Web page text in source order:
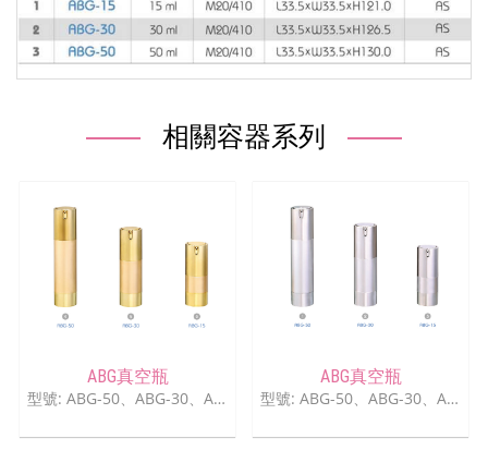
相關容器系列
ABG真空瓶
型號: ABG-50、ABG-30、ABG-15
ABG真空瓶
型號: ABG-50、ABG-30、ABG-15